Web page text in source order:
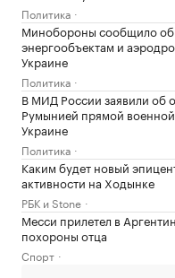
Политика
Минобороны сообщило об
энергообъектам и
Украине
Политика
В МИД России заявили об
Румынией прямой
Украине
Политика
Каким будет новый
активности на Ходынке
РБК и Stone
Месси прилетел в
похороны отца
Спорт